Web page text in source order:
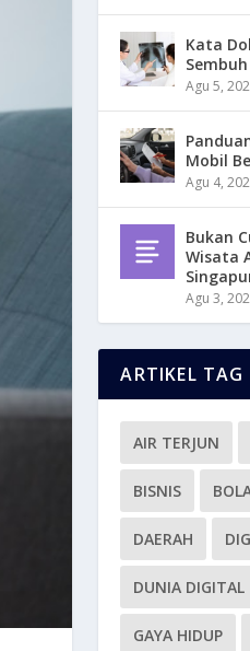
Kata
Agu 5,
Mobil
Agu 4,
Bukan
Wisata
Agu 3,
ARTIKEL TAG
AIR TERJUN
BISNIS
DAERAH
DUNIA DIGITAL
GAYA HIDUP